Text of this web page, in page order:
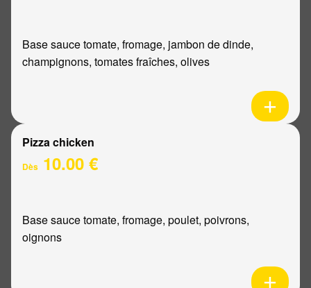
Base sauce tomate, fromage, jambon de dinde,
champignons, tomates fraîches, olives
Pizza chicken
Dès 10.00 €
Base sauce tomate, fromage, poulet, poivrons,
oignons